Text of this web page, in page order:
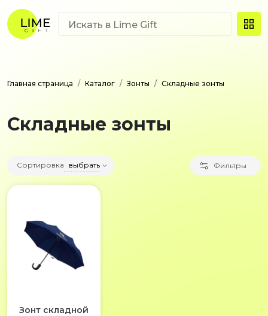
Главная страница Каталог Зонты Складные зонты
Складные зонты
Сортировка выбрать Фильтры
Зонт складной